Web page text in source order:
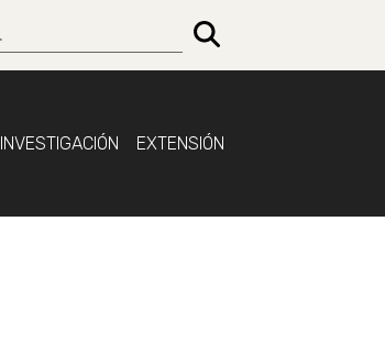
INVESTIGACIÓN EXTENSIÓN